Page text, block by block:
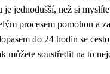
je jednodušší, než si
procesem pomohou a
do 24 hodin se
můžete soustředit na to